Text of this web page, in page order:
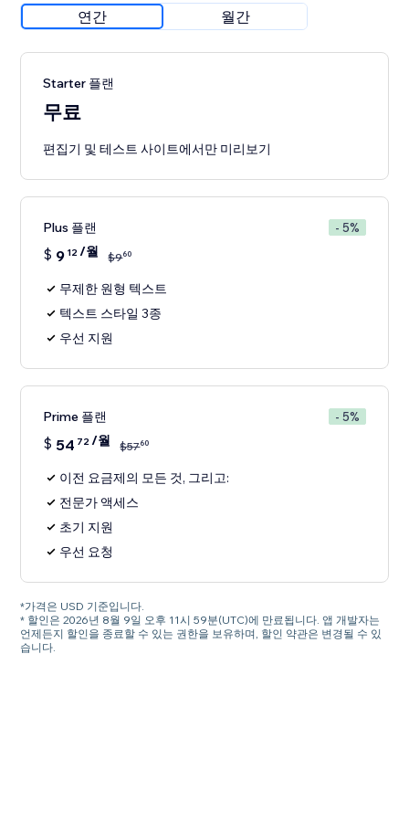
연간 월간
Starter 플랜
무료
편집기 및 테스트 사이트에서만 미리보기
Plus 플랜 - 5%
$ 9 12/월 $960
무제한 원형 텍스트
텍스트 스타일 3종
우선 지원
Prime 플랜 - 5%
$ 54 72/월 $5760
이전 요금제의 모든 것, 그리고:
전문가 액세스
초기 지원
우선 요청
*가격은 USD 기준입니다.
* 할인은 2026년 8월 9일 오후 11시 59분(UTC)에 만료됩니다. 앱 개발자는
언제든지 할인을 종료할 수 있는 권한을 보유하며, 할인 약관은 변경될 수 있
습니다.